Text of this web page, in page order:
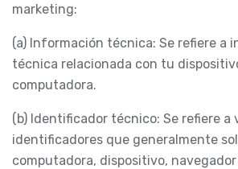
marketing:
(a) Información técnica: Se refiere a
técnica relacionada con tu
computadora.
(b) Identificador técnico: Se refiere a
identificadores que generalmente
computadora, dispositivo,